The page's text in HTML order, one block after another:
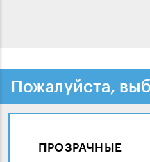
Пожалуйста,
ПРОЗРАЧНЫЕ